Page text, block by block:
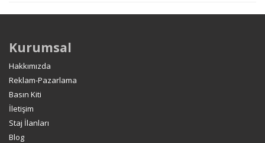
Kurumsal
Hakkımızda
Reklam-Pazarlama
Basın Kiti
İletişim
Staj İlanları
Blog